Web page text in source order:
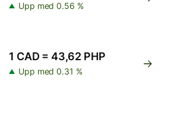
Upp med 0.56 %
1 CAD = 43,62 PHP
Upp med 0.31 %